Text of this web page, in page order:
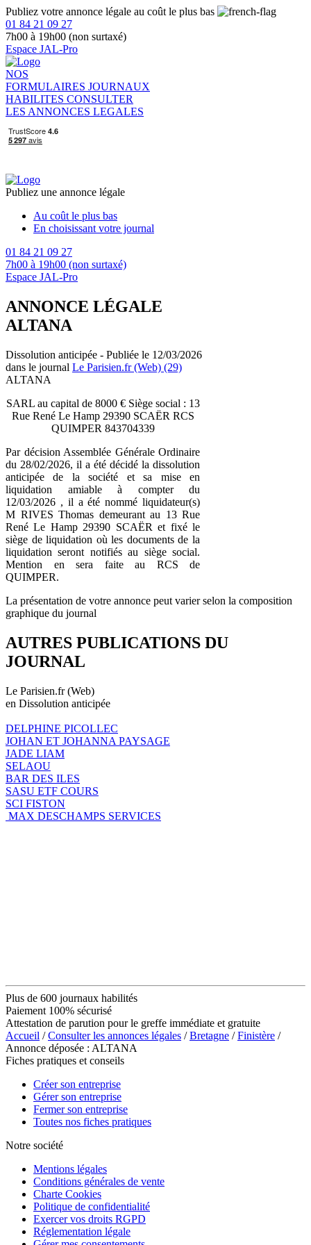
Publiez votre annonce légale au coût le plus bas
01 84 21 09 27
7h00 à 19h00 (non surtaxé)
Espace JAL-Pro
NOS
FORMULAIRES JOURNAUX
HABILITES CONSULTER
LES ANNONCES LEGALES
Publiez une annonce légale
Au coût le plus bas
En choisissant votre journal
01 84 21 09 27
7h00 à 19h00 (non surtaxé)
Espace JAL-Pro
ANNONCE LÉGALE
ALTANA
Dissolution anticipée - Publiée le 12/03/2026
dans le journal Le Parisien.fr (Web) (29)
ALTANA
SARL au capital de 8000 € Siège social : 13
Rue René Le Hamp 29390 SCAËR RCS
QUIMPER 843704339
Par décision Assemblée Générale Ordinaire
du 28/02/2026, il a été décidé la dissolution
anticipée de la société et sa mise en
liquidation amiable à compter du
12/03/2026 , il a été nommé liquidateur(s)
M RIVES Thomas demeurant au 13 Rue
René Le Hamp 29390 SCAËR et fixé le
siège de liquidation où les documents de la
liquidation seront notifiés au siège social.
Mention en sera faite au RCS de
QUIMPER.
La présentation de votre annonce peut varier selon la composition
graphique du journal
AUTRES PUBLICATIONS DU
JOURNAL
Le Parisien.fr (Web)
en Dissolution anticipée
DELPHINE PICOLLEC
JOHAN ET JOHANNA PAYSAGE
JADE LIAM
SELAOU
BAR DES ILES
SASU ETF COURS
SCI FISTON
MAX DESCHAMPS SERVICES
Plus de 600 journaux habilités
Paiement 100% sécurisé
Attestation de parution pour le greffe immédiate et gratuite
Accueil /Consulter les annonces légales /Bretagne /Finistère /
Annonce déposée : ALTANA
Fiches pratiques et conseils
Créer son entreprise
Gérer son entreprise
Fermer son entreprise
Toutes nos fiches pratiques
Notre société
Mentions légales
Conditions générales de vente
Charte Cookies
Politique de confidentialité
Exercer vos droits RGPD
Réglementation légale